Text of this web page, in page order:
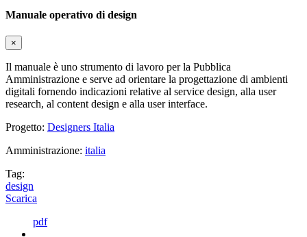
Manuale operativo di design
×
Il manuale è uno strumento di lavoro per la Pubblica
Amministrazione e serve ad orientare la progettazione di ambienti
digitali fornendo indicazioni relative al service design, alla user
research, al content design e alla user interface.
Progetto: Designers Italia
Amministrazione: italia
Tag:
design
Scarica
pdf